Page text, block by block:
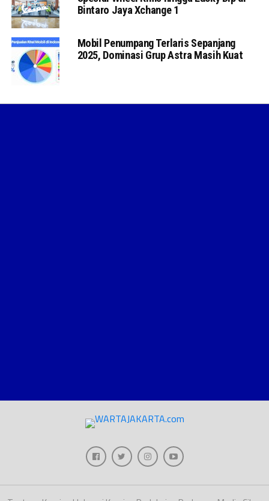
Bintaro Jaya Xchange 1
Mobil Penumpang Terlaris Sepanjang
2025, Dominasi Grup Astra Masih Kuat